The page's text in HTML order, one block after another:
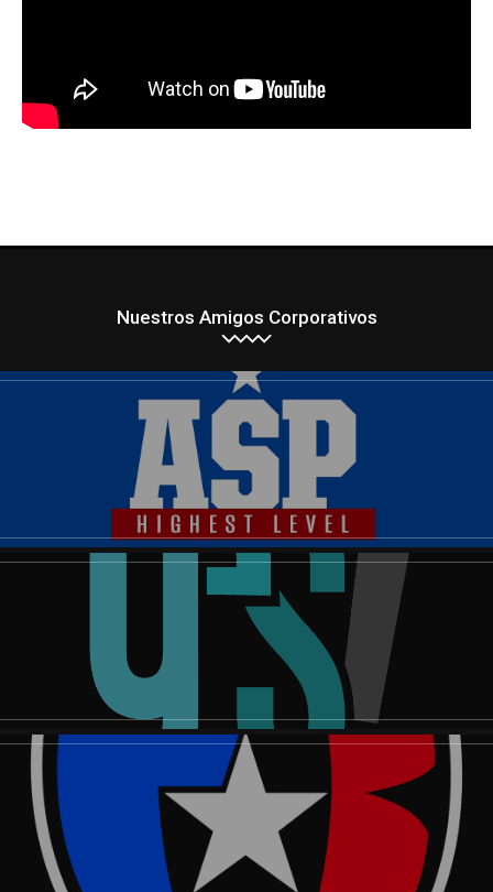
Nuestros Amigos Corporativos